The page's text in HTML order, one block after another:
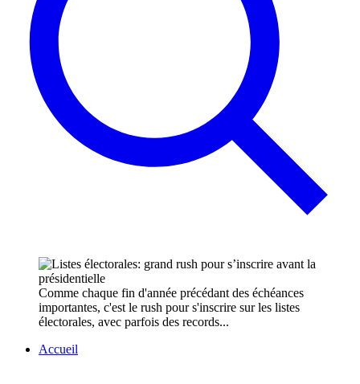
Comme chaque fin d'année précédant des échéances
importantes, c'est le rush pour s'inscrire sur les listes
électorales, avec parfois des records...
Accueil